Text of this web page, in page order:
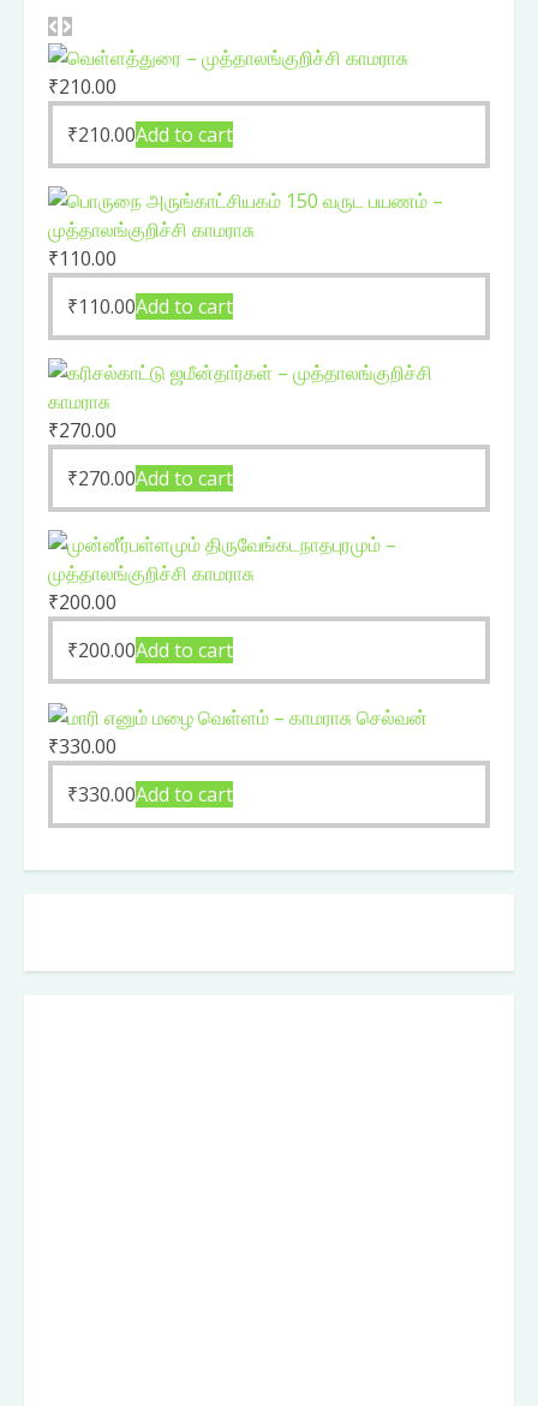
₹210.00
₹210.00Add to cart
₹110.00
₹110.00Add to cart
₹270.00
₹270.00Add to cart
₹200.00
₹200.00Add to cart
₹330.00
₹330.00Add to cart